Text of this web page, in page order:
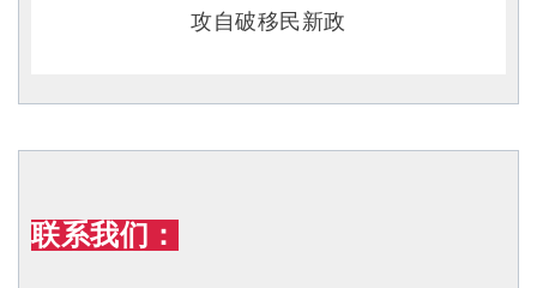
联系我们：